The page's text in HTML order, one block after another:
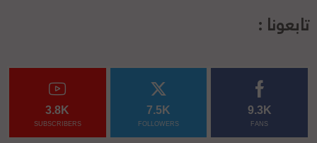
تابعونا :
9.3K
FANS
7.5K
FOLLOWERS
3.8K
SUBSCRIBERS